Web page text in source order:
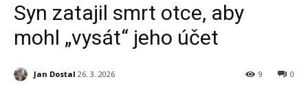
Syn zatajil smrt otce, aby
mohl „vysát“ jeho účet
Jan Dostal 26. 3. 2026 0
9